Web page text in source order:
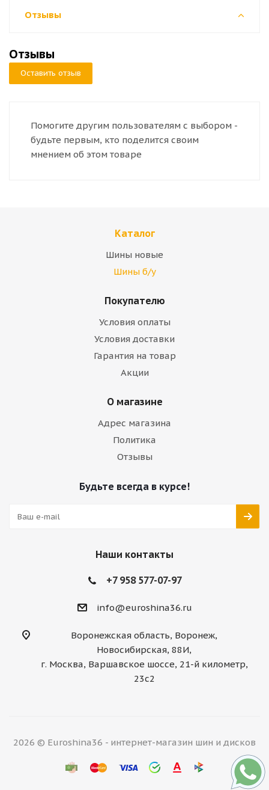
Отзывы
Отзывы
Оставить отзыв
Помогите другим пользователям с выбором -
будьте первым, кто поделится своим
мнением об этом товаре
Каталог
Шины новые
Шины б/у
Покупателю
Условия оплаты
Условия доставки
Гарантия на товар
Акции
О магазине
Адрес магазина
Политика
Отзывы
Будьте всегда в курсе!
Наши контакты
+7 958 577-07-97
info@euroshina36.ru
Воронежская область, Воронеж,
Новосибирская, 88И,
г. Москва, Варшавское шоссе, 21-й километр,
23с2
2026 © Euroshina36 - интернет-магазин шин и дисков